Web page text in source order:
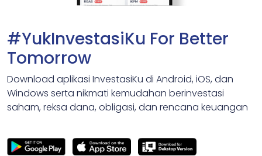
#YukInvestasiKu For Better
Tomorrow
Download aplikasi InvestasiKu di Android, iOS, dan
Windows serta nikmati kemudahan berinvestasi
saham, reksa dana, obligasi, dan rencana keuangan